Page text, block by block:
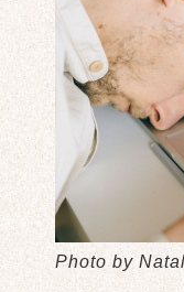
Photo by